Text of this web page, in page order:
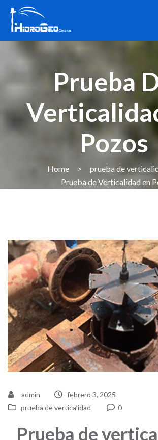
Prueba
Pozos
Home > prueba de
Prueba de Verticalidad en
admin
febrero 3, 2025
prueba de verticalidad
0
Prueba de